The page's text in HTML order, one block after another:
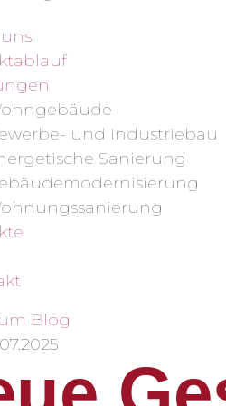
und Industriebau
Sanierung
Blog